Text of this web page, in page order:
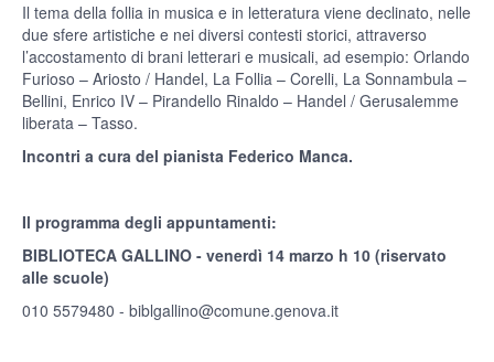
Il tema della follia in musica e in letteratura viene declinato, nelle
due sfere artistiche e nei diversi contesti storici, attraverso
l’accostamento di brani letterari e musicali, ad esempio: Orlando
Furioso – Ariosto / Handel, La Follia – Corelli, La Sonnambula –
Bellini, Enrico IV – Pirandello Rinaldo – Handel / Gerusalemme
liberata – Tasso.
Incontri a cura del pianista Federico Manca.
Il programma degli appuntamenti:
BIBLIOTECA GALLINO - venerdì 14 marzo h 10 (riservato
alle scuole)
010 5579480 - biblgallino@comune.genova.it